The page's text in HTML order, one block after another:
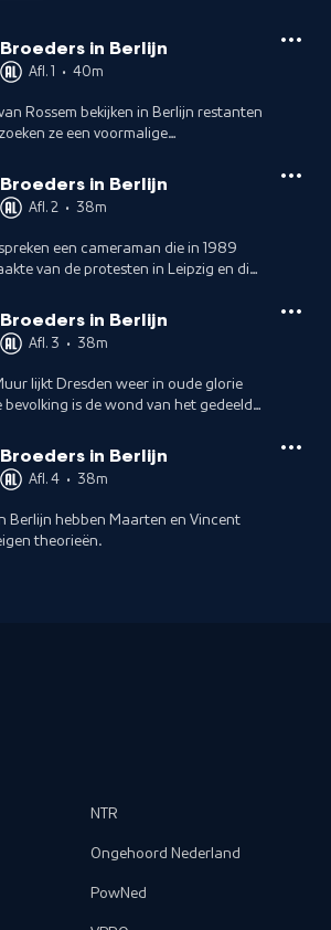
Broeders in Berlijn
Afl. 1 • 40m
Rossem bekijken in Berlijn restanten
ze een voormalige
Broeders in Berlijn
Afl. 2 • 38m
een cameraman die in 1989
van de protesten in Leipzig en die
Broeders in Berlijn
Afl. 3 • 38m
lijkt Dresden weer in oude glorie
bevolking is de wond van het gedeelde
Broeders in Berlijn
Afl. 4 • 38m
Berlijn hebben Maarten en Vincent
theorieën.
NTR
Ongehoord Nederland
PowNed